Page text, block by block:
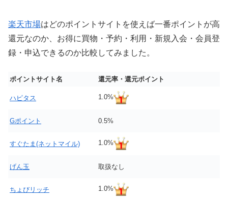
楽天市場はどのポイントサイトを使えば一番ポイントが高
還元なのか、お得に買物・予約・利用・新規入会・会員登
録・申込できるのか比較してみました。
ポイントサイト名 還元率・還元ポイント
ハピタス 1.0%
Gポイント 0.5%
すぐたま(ネットマイル) 1.0%
げん玉 取扱なし
ちょびリッチ 1.0%